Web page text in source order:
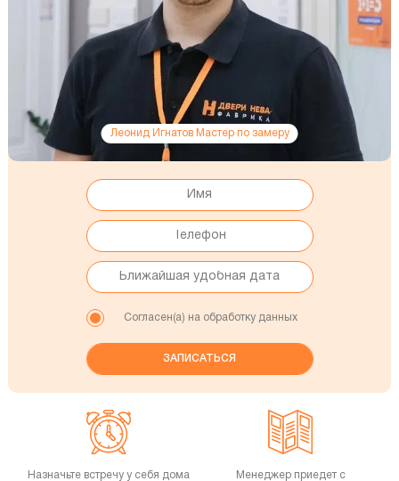
Леонид Игнатов Мастер по замеру
Согласен(а) на обработку данных
Назначьте встречу у себя дома
Менеджер приедет с